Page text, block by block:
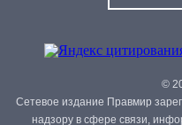
©
Сетевое издание Правмир
надзору в сфере связи,